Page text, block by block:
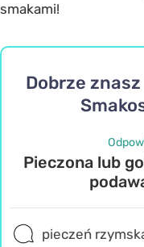
smakami!
Dobrze
Pieczona lub
pieczeń